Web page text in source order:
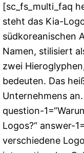
[sc_fs_multi_faq
steht das Kia-
südkoreanischen
Namen, stilisiert
zwei
bedeuten. Das
Unternehmens an.
question-
Logos?“ answer-
verschiedene